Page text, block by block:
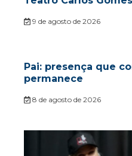
9 de agosto de 2026
Pai: presença que
permanece
8 de agosto de 2026